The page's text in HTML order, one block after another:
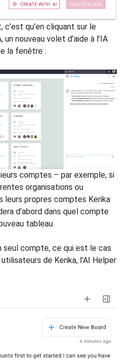
c’est qu’en cliquant sur le
un nouveau volet d’aide à l’IA
la fenêtre :
comptes – par exemple, si
organisations ou
propres comptes Kerika
d’abord dans quel compte
tableau.
seul compte, ce qui est le cas
de Kerika, l’AI Helper